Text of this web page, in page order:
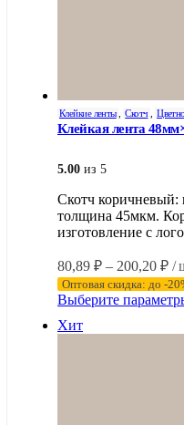
Клейкие ленты, Скотч ,
Клейкая лента
5.00 из 5
Скотч
толщина 45мкм.
изготовление с
80,89 ₽ – 200,20 ₽ /
Оптовая скидка: до -
Выберите
Хит